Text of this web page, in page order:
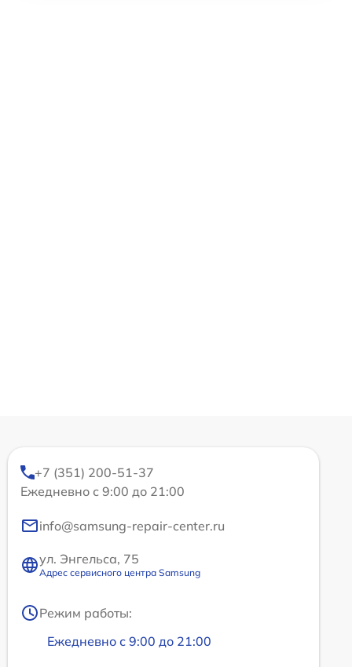
+7 (351) 200-51-37
Ежедневно с 9:00 до 21:00
info@samsung-repair-center.ru
ул. Энгельса, 75
Адрес сервисного центра Samsung
Режим работы:
Ежедневно с 9:00 до 21:00